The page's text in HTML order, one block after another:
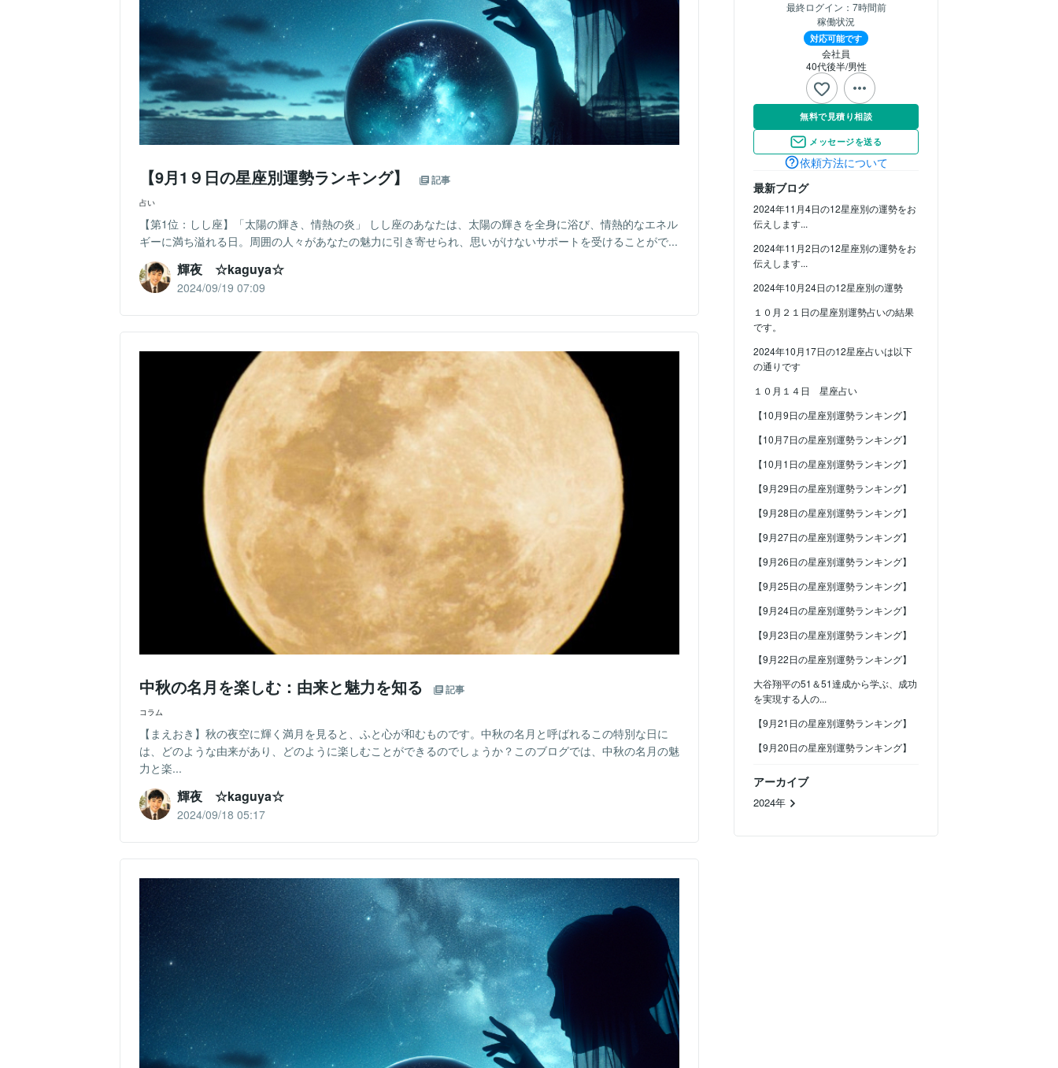
最終ログイン： 7時間前
稼働状況
対応可能です
会社員
40代後半男性
無料で見積り相談
メッセージを送る
依頼方法について
最新ブログ
2024年11月4日の12星座別の運勢をお
伝えします...
2024年11月2日の12星座別の運勢をお
伝えします...
2024年10月24日の12星座別の運勢
１０月２１日の星座別運勢占いの結果
です。
2024年10月17日の12星座占いは以下
の通りです
１０月１４日 星座占い
【10月9日の星座別運勢ランキング】
【10月7日の星座別運勢ランキング】
【10月1日の星座別運勢ランキング】
【9月29日の星座別運勢ランキング】
【9月28日の星座別運勢ランキング】
【9月27日の星座別運勢ランキング】
【9月26日の星座別運勢ランキング】
【9月25日の星座別運勢ランキング】
【9月24日の星座別運勢ランキング】
【9月23日の星座別運勢ランキング】
【9月22日の星座別運勢ランキング】
大谷翔平の51＆51達成から学ぶ、成功
を実現する人の...
【9月21日の星座別運勢ランキング】
【9月20日の星座別運勢ランキング】
アーカイブ
2024年
【9月1９日の星座別運勢ランキング】 記事
占い
【第1位：しし座】「太陽の輝き、情熱の炎」 しし座のあなたは、太陽の輝きを全身に浴び、情熱的なエネル
ギーに満ち溢れる日。周囲の人々があなたの魅力に引き寄せられ、思いがけないサポートを受けることがで...
輝夜 ☆kaguya☆
2024/09/19 07:09
中秋の名月を楽しむ：由来と魅力を知る 記事
コラム
【まえおき】秋の夜空に輝く満月を見ると、ふと心が和むものです。中秋の名月と呼ばれるこの特別な日に
は、どのような由来があり、どのように楽しむことができるのでしょうか？このブログでは、中秋の名月の魅
力と楽...
輝夜 ☆kaguya☆
2024/09/18 05:17